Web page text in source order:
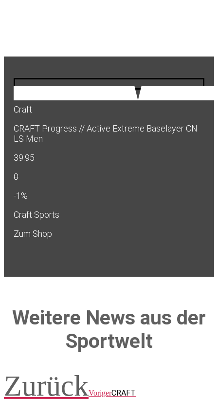
Craft
CRAFT Progress // Active Extreme Baselayer CN
LS Men
39.95
0
-1%
Craft Sports
Zum Shop
Weitere News aus der
Sportwelt
ZurückVorigerCRAFT